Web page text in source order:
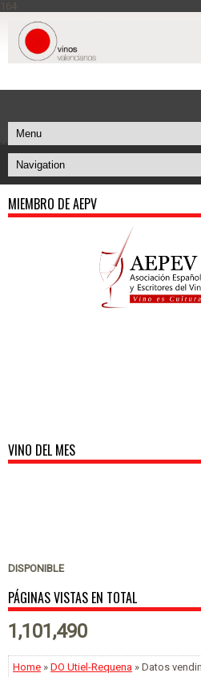
164
MIEMBRO DE AEPV
VINO DEL MES
DISPONIBLE
PÁGINAS VISTAS EN TOTAL
1,101,490
Home » DO Utiel-Requena » Datos